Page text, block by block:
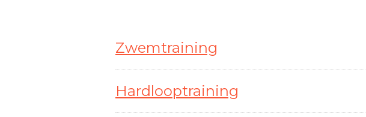
Zwemtraining
Hardlooptraining